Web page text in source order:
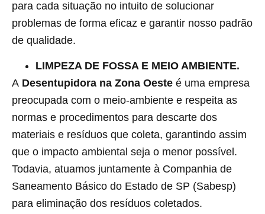
para cada situação no intuito de solucionar
problemas de forma eficaz e garantir nosso padrão
de qualidade.
LIMPEZA DE FOSSA E MEIO AMBIENTE.
A Desentupidora na Zona Oeste é uma empresa
preocupada com o meio-ambiente e respeita as
normas e procedimentos para descarte dos
materiais e resíduos que coleta, garantindo assim
que o impacto ambiental seja o menor possível.
Todavia, atuamos juntamente à Companhia de
Saneamento Básico do Estado de SP (Sabesp)
para eliminação dos resíduos coletados.